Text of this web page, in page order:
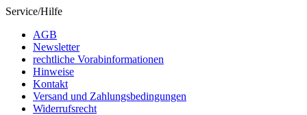
Service/Hilfe
AGB
Newsletter
rechtliche Vorabinformationen
Hinweise
Kontakt
Versand und Zahlungsbedingungen
Widerrufsrecht